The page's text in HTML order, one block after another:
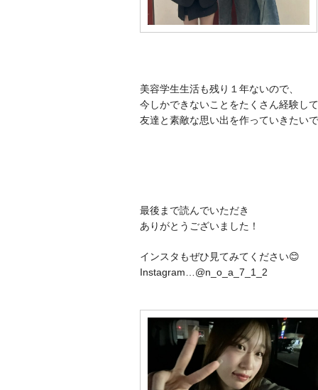
美容学生生活も残り１年ないので、
今しかできないことをたくさん経験して
友達と素敵な思い出を作っていきたい
最後まで読んでいただき
ありがとうございました！
インスタもぜひ見てみてください😊
Instagram…@n_o_a_7_1_2